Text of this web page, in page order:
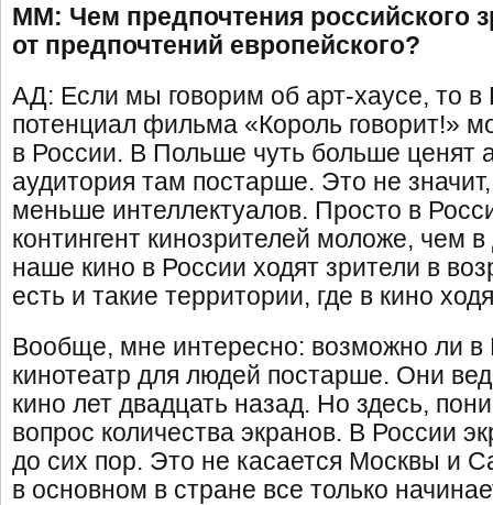
ММ: Чем предпочтения российского
от предпочтений европейского?
АД: Если мы говорим об арт-хаусе, то
потенциал фильма «Король говорит!»
в России. В Польше чуть больше ценят
аудитория там постарше. Это не
меньше интеллектуалов. Просто в
контингент кинозрителей моложе, чем
наше кино в России ходят зрители в
есть и такие территории, где в кино
Вообще, мне интересно: возможно ли в
кинотеатр для людей постарше. Они
кино лет двадцать назад. Но здесь,
вопрос количества экранов. В России
до сих пор. Это не касается Москвы и
в основном в стране все только